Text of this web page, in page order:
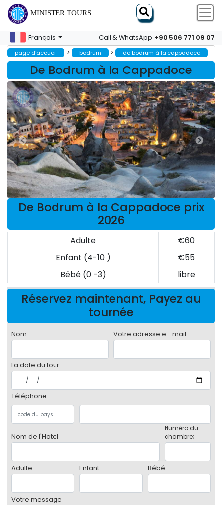
MINISTER TOURS
Français Call & WhatsApp +90 506 771 09 07
page d'accueil > bodrum > de bodrum à la cappadoce
De Bodrum à la Cappadoce
De Bodrum à la Cappadoce prix
2026
Adulte
€60
Enfant (4-10 )
€55
Bébé (0 -3)
libre
Réservez maintenant, Payez au
tournée
Nom Votre adresse e - mail
La date du tour
Téléphone
Nom de l'Hotel
Numéro du
chambre;
Adulte Enfant Bébé
Votre message